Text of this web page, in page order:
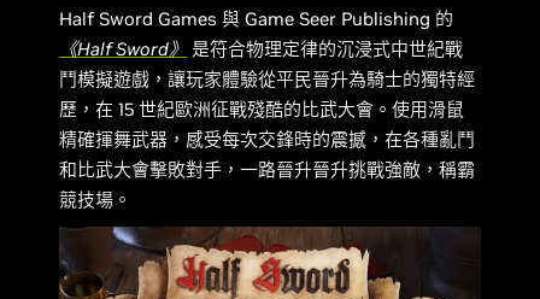
Half Sword Games 與 Game Seer Publishing 的
《Half Sword》 是符合物理定律的沉浸式中世紀戰
鬥模擬遊戲，讓玩家體驗從平民晉升為騎士的獨特經
歷，在 15 世紀歐洲征戰殘酷的比武大會。使用滑鼠
精確揮舞武器，感受每次交鋒時的震撼，在各種亂鬥
和比武大會擊敗對手，一路晉升晉升挑戰強敵，稱霸
競技場。